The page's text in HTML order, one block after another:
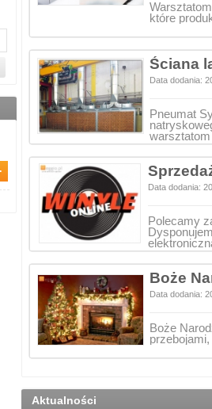
które
Ściana
Data dodania:
Pneumat
Data dodania:
Polecamy
Boże
Data dodania:
Boże
Aktualności